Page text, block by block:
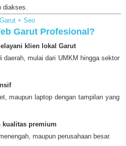
diakses.
+ Seo
Garut Profesional?
klien lokal Garut
daerah, mulai dari UMKM hingga sektor
maupun laptop dengan tampilan yang
kualitas premium
maupun perusahaan besar.